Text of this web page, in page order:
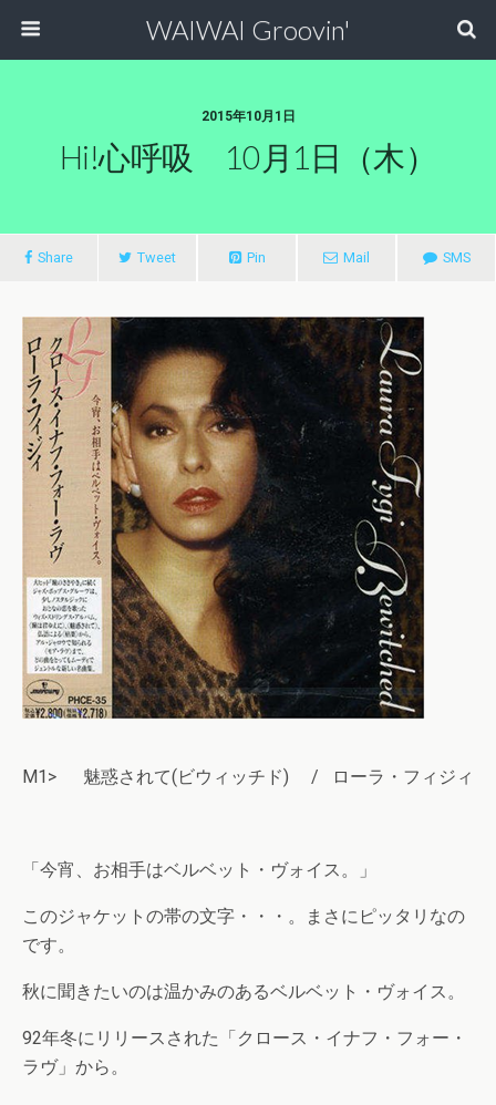
WAIWAI Groovin'
2015年10月1日
Hi!心呼吸 10月1日（木）
Share Tweet Pin Mail SMS
M1> 魅惑されて(ビウィッチド) / ローラ・フィジィ
「今宵、お相手はベルベット・ヴォイス。」
このジャケットの帯の文字・・・。まさにピッタリなの
です。
秋に聞きたいのは温かみのあるベルベット・ヴォイス。
92年冬にリリースされた「クロース・イナフ・フォー・
ラヴ」から。